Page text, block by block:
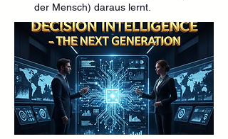
der Mensch) daraus lernt.